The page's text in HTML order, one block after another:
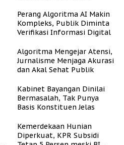
Perang Algoritma AI Makin
Kompleks, Publik Diminta
Verifikasi Informasi Digital
Algoritma Mengejar Atensi,
Jurnalisme Menjaga Akurasi
dan Akal Sehat Publik
Kabinet Bayangan Dinilai
Bermasalah, Tak Punya
Basis Konstituen Jelas
Kemerdekaan Hunian
Diperkuat, KPR Subsidi